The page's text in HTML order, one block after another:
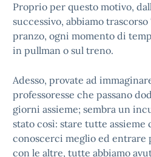
Proprio per questo motivo,
successivo, abbiamo trascorso
pranzo, ogni momento di
in pullman o sul treno.
Adesso, provate ad
professoresse che passano
giorni assieme; sembra un
stato così: stare tutte assieme
conoscerci meglio ed entrare
con le altre, tutte abbiamo